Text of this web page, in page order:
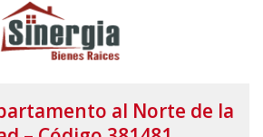
al Norte de la